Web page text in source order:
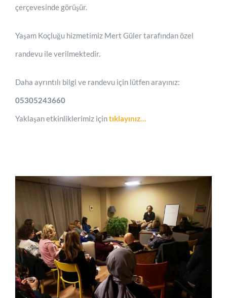
çerçevesinde görüşür.
Yaşam Koçluğu hizmetimiz Mert Güler tarafından özel
randevu ile verilmektedir.
Daha ayrıntılı bilgi ve randevu için lütfen arayınız:
05305243660
Yaklaşan etkinliklerimiz içintıklayınız…